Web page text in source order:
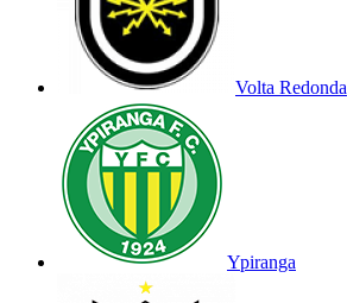
Volta Redonda
Ypiranga